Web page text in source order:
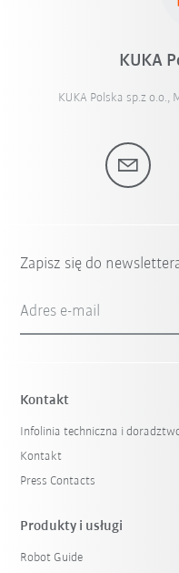
KUKA
KUKA Polska sp.z o.o.,
Zapisz się do
Adres e-mail
Kontakt
Infolinia techniczna i
Kontakt
Press Contacts
Produkty i usługi
Robot Guide